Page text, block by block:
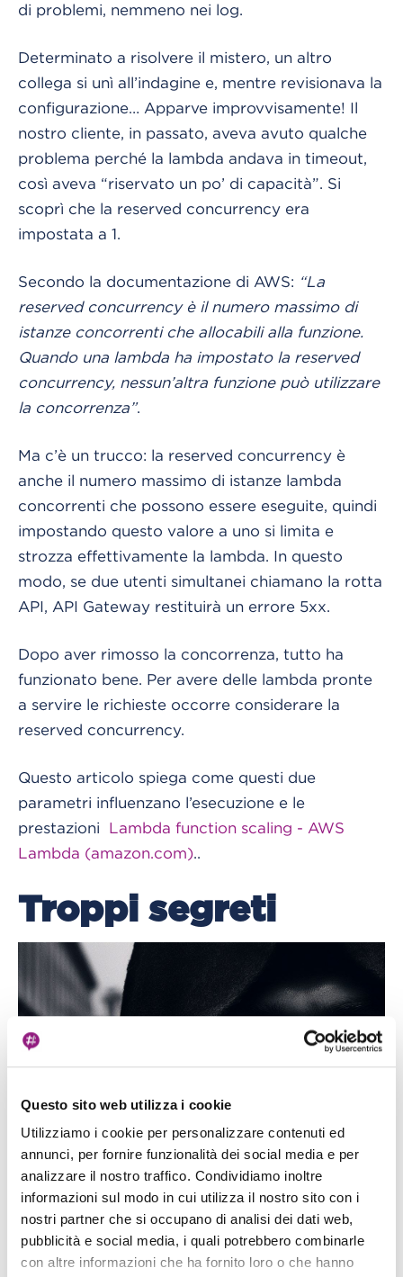
Questo sito web utilizza i cookie
Utilizziamo i cookie per personalizzare contenuti ed
annunci, per fornire funzionalità dei social media e per
analizzare il nostro traffico. Condividiamo inoltre
informazioni sul modo in cui utilizza il nostro sito con i
nostri partner che si occupano di analisi dei dati web,
pubblicità e social media, i quali potrebbero combinarle
con altre informazioni che ha fornito loro o che hanno
di problemi, nemmeno nei log.
Determinato a risolvere il mistero, un altro
collega si unì all’indagine e, mentre revisionava la
configurazione… Apparve improvvisamente! Il
nostro cliente, in passato, aveva avuto qualche
problema perché la lambda andava in timeout,
così aveva “riservato un po’ di capacità”. Si
scoprì che la reserved concurrency era
impostata a 1.
Secondo la documentazione di AWS: “La
reserved concurrency è il numero massimo di
istanze concorrenti che allocabili alla funzione.
Quando una lambda ha impostato la reserved
concurrency, nessun’altra funzione può utilizzare
la concorrenza”.
Ma c’è un trucco: la reserved concurrency è
anche il numero massimo di istanze lambda
concorrenti che possono essere eseguite, quindi
impostando questo valore a uno si limita e
strozza effettivamente la lambda. In questo
modo, se due utenti simultanei chiamano la rotta
API, API Gateway restituirà un errore 5xx.
Dopo aver rimosso la concorrenza, tutto ha
funzionato bene. Per avere delle lambda pronte
a servire le richieste occorre considerare la
reserved concurrency.
Questo articolo spiega come questi due
parametri influenzano l’esecuzione e le
prestazioni Lambda function scaling - AWS
Lambda (amazon.com)
Troppi segreti